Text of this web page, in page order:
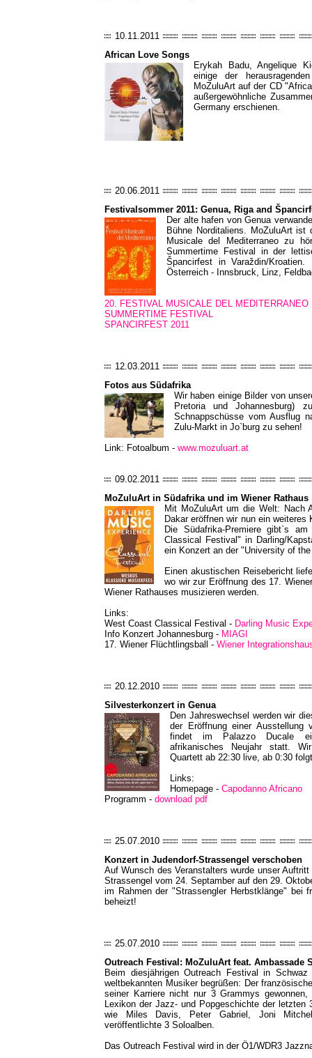
10.11.2011
African Love Songs
Erykah Badu, Angelique
einige der
MoZuluArt auf der CD
außergewöhnliche
Germany erschienen.
20.06.2011
Festivalsommer 2011: Genua, Riga and
Der alte hafen von Genua
Bühne Norditaliens. MoZuluArt
Musicale del Mediterraneo zu
Summertime Festival in der
Špancirfest in Varaždin/
Österreich - Innsbruck, Linz,
20. FESTIVAL MUSICALE DEL MEDITERRANEO
SUMMERTIME FESTIVAL
SPANCIRFEST 2011
12.03.2011
Fotos aus Südafrika
Wir haben einige Bilder von
Pretoria und Johannesburg)
Schnappschüsse vom Ausflug
Zulu-Markt in Jo`burg zu sehen!
Link: Fotoalbum - www.mozuluart.at
09.02.2011
MoZuluArt in Südafrika und im Wiener Rathaus
Mit MoZuluArt um die Welt: Nach
Dakar eröffnen wir nun ein
Die Südafrika-Premiere gibt`s
Classical Festival" in Darling/
ein Konzert an der "University of
Einen akustischen Reisebericht
wo wir zur Eröffnung des 17.
Wiener Rathauses musizieren werden.
Links:
West Coast Classical Festival - Darling Music
Info Konzert Johannesburg - MIAGI
17. Wiener Flüchtlingsball - Wiener
20.12.2010
Silvesterkonzert in Genua
Den Jahreswechsel werden wir
der Eröffnung einer Ausstellung
findet im Palazzo Ducale
afrikanisches Neujahr statt.
Quartett ab 22:30 live, ab 0:30
Links:
Homepage - Capodanno Africano
Programm - download pdf
25.07.2010
Konzert in Judendorf-Strassengel verschoben
Auf Wunsch des Veranstalters wurde unser
Strassengel vom 24. Septamber auf den 29.
im Rahmen der "Strassengler Herbstklänge" bei
beheizt!
25.07.2010
Outreach Festival: MoZuluArt feat. Ambassade
Beim diesjährigen Outreach Festival in
weltbekannten Musiker begrüßen: Der
seiner Karriere nicht nur 3 Grammys
Lexikon der Jazz- und Popgeschichte der letzten
wie Miles Davis, Peter Gabriel, Joni
veröffentlichte 3 Soloalben.
Das Outreach Festival wird in der Ö1/WDR3